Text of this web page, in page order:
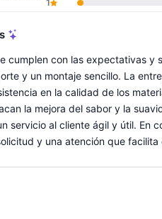
1
cumplen con las expectativas
y un montaje sencillo. La
en la calidad de los
la mejora del sabor y la
servicio al cliente ágil y útil. En
y una atención que